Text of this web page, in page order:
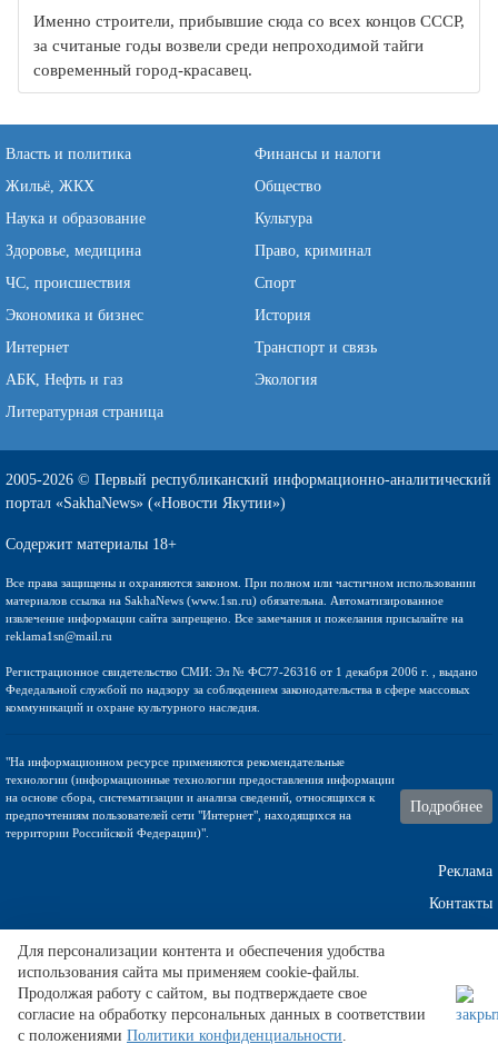
Именно строители, прибывшие сюда со всех концов СССР,
за считаные годы возвели среди непроходимой тайги
современный город-красавец.
Власть и политика
Финансы и налоги
Жильё, ЖКХ
Общество
Наука и образование
Культура
Здоровье, медицина
Право, криминал
ЧС, происшествия
Спорт
Экономика и бизнес
История
Интернет
Транспорт и связь
АБК, Нефть и газ
Экология
Литературная страница
2005-2026 © Первый республиканский информационно-аналитический
портал «SakhaNews» («Новости Якутии»)
Содержит материалы 18+
Все права защищены и охраняются законом. При полном или частичном использовании
материалов ссылка на SakhaNews (www.1sn.ru) обязательна. Автоматизированное
извлечение информации сайта запрещено. Все замечания и пожелания присылайте на
reklama1sn@mail.ru
Регистрационное свидетельство СМИ: Эл № ФС77-26316 от 1 декабря 2006 г. , выдано
Федедальной службой по надзору за соблюдением законодательства в сфере массовых
коммуникаций и охране культурного наследия.
"На информационном ресурсе применяются рекомендательные
технологии (информационные технологии предоставления информации
на основе сбора, систематизации и анализа сведений, относящихся к
предпочтениям пользователей сети "Интернет", находящихся на
территории Российской Федерации)".
Подробнее
Реклама
Контакты
Техническа поддержка
Карточка тенниса - Янник Ханфман, рейтинг и счёт -
Для персонализации контента и обеспечения удобства
использования сайта мы применяем cookie-файлы.
Продолжая работу с сайтом, вы подтверждаете свое
согласие на обработку персональных данных в соответствии
с положениями Политики конфиденциальности.